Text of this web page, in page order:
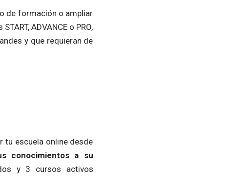
de formación o ampliar
ADVANCE o PRO,
y que requieran de
tu escuela online desde
conocimientos a su
y 3 cursos activos